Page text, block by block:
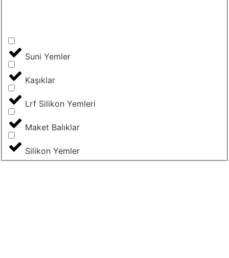
Suni Yemler
Kaşıklar
Lrf Silikon Yemleri
Maket Balıklar
Silikon Yemler